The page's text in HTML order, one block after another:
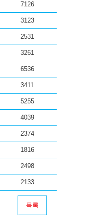
7126
3123
2531
3261
6536
3411
5255
4039
2374
1816
2498
2133
목록